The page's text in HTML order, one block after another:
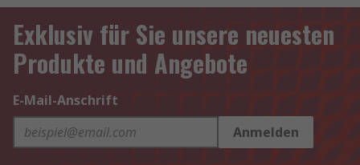
Exklusiv für Sie unsere neuesten
Produkte und Angebote
E-Mail-Anschrift
Anmelden